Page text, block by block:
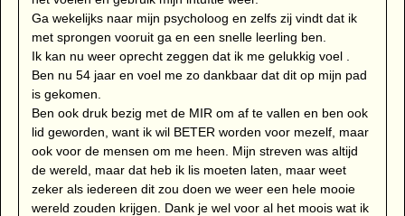
Ga wekelijks naar mijn psycholoog en zelfs zij vindt dat ik
met sprongen vooruit ga en een snelle leerling ben.
Ik kan nu weer oprecht zeggen dat ik me gelukkig voel .
Ben nu 54 jaar en voel me zo dankbaar dat dit op mijn pad
is gekomen.
Ben ook druk bezig met de MIR om af te vallen en ben ook
lid geworden, want ik wil BETER worden voor mezelf, maar
ook voor de mensen om me heen. Mijn streven was altijd
de wereld, maar dat heb ik lis moeten laten, maar weet
zeker als iedereen dit zou doen we weer een hele mooie
wereld zouden krijgen. Dank je wel voor al het moois wat ik